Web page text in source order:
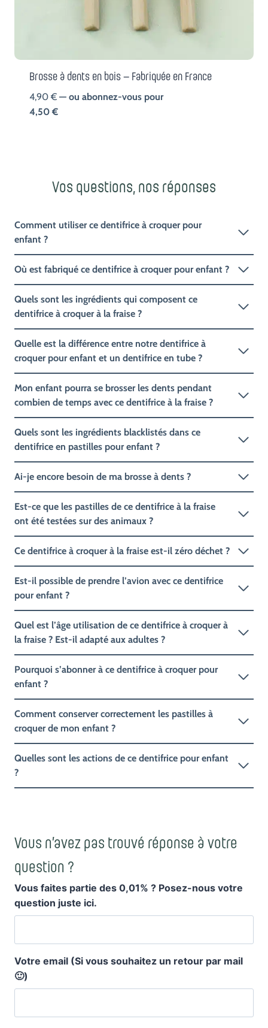
Brosse à dents en bois – Fabriquée en France
4,90€ —ou abonnez-vous pour
4,50 €
Vos questions, nos réponses
Comment utiliser ce dentifrice à croquer pour
enfant ?
Où est fabriqué ce dentifrice à croquer pour enfant ?
Quels sont les ingrédients qui composent ce
dentifrice à croquer à la fraise ?
Quelle est la différence entre notre dentifrice à
croquer pour enfant et un dentifrice en tube ?
Mon enfant pourra se brosser les dents pendant
combien de temps avec ce dentifrice à la fraise ?
Quels sont les ingrédients blacklistés dans ce
dentifrice en pastilles pour enfant ?
Ai-je encore besoin de ma brosse à dents ?
Est-ce que les pastilles de ce dentifrice à la fraise
ont été testées sur des animaux ?
Ce dentifrice à croquer à la fraise est-il zéro déchet ?
Est-il possible de prendre l’avion avec ce dentifrice
pour enfant ?
Quel est l’âge utilisation de ce dentifrice à croquer à
la fraise ? Est-il adapté aux adultes ?
Pourquoi s’abonner à ce dentifrice à croquer pour
enfant ?
Comment conserver correctement les pastilles à
croquer de mon enfant ?
Quelles sont les actions de ce dentifrice pour enfant
?
Vous n’avez pas trouvé réponse à votre
question ?
Vous faites partie des 0,01% ? Posez-nous votre
question juste ici.
Votre email (Si vous souhaitez un retour par mail
🙂)